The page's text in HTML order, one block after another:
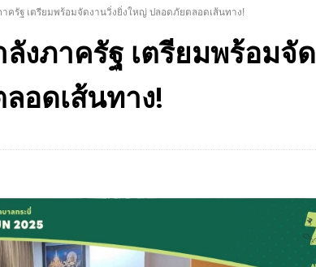
ครัฐ เตรียมพร้อมจัดงานวิ่งยิ่งใหญ่ ปลอดภัยตลอดเส้นทาง!
งภาครัฐ เตรียมพร้อมจัด
อดเส้นทาง!